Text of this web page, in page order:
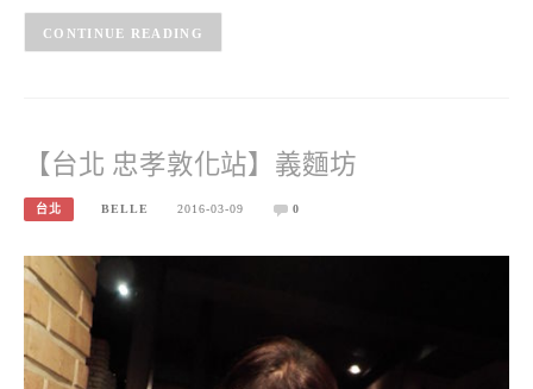
CONTINUE READING
【台北 忠孝敦化站】義麵坊
台北 BELLE 2016-03-09 0